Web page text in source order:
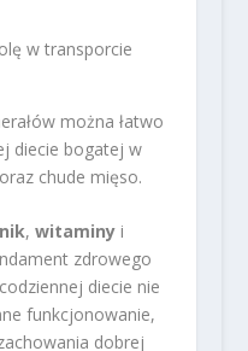
w transporcie
można łatwo
diecie bogatej w
chude mięso.
, witaminyi
zdrowego
diecie nie
funkcjonowanie,
dobrej